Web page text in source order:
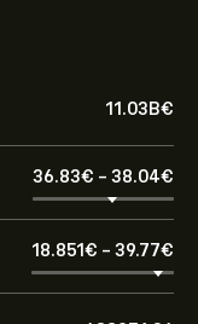
11.03B‎€‎
36.83‎€‎ - 38.04‎€‎
18.851‎€‎ - 39.77‎€‎